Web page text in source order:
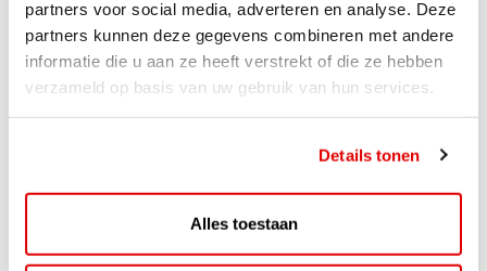
partners voor social media, adverteren en analyse. Deze
partners kunnen deze gegevens combineren met andere
informatie die u aan ze heeft verstrekt of die ze hebben
verzameld op basis van uw gebruik van hun services.
Details tonen
Alles toestaan
AVIA VOLT en Fletcher Hotels starten landelijke uitrol
van DC-snellaadinfrastructuur AVIA VOLT en...